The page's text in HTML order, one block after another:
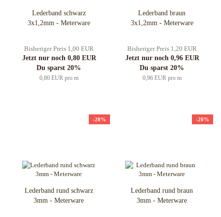
Lederband schwarz
3x1,2mm - Meterware
Bisheriger Preis 1,00 EUR
Jetzt nur noch 0,80 EUR
Du sparst 20%
0,80 EUR pro m
Lederband braun
3x1,2mm - Meterware
Bisheriger Preis 1,20 EUR
Jetzt nur noch 0,96 EUR
Du sparst 20%
0,96 EUR pro m
-20%
Lederband rund schwarz
3mm - Meterware
-20%
Lederband rund braun
3mm - Meterware